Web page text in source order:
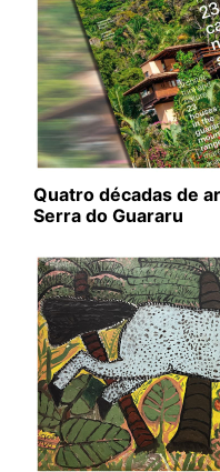
Quatro décadas de
Serra do Guararu